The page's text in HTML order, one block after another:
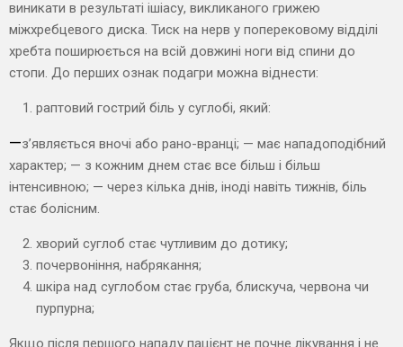
виникати в результаті ішіасу, викликаного грижею
міжхребцевого диска. Тиск на нерв у поперековому відділі
хребта поширюється на всій довжині ноги від спини до
стопи. До перших ознак подагри можна віднести:
раптовий гострий біль у суглобі, який:
—з’являється вночі або рано-вранці; — має нападоподібний
характер; — з кожним днем стає все більш і більш
інтенсивною; — через кілька днів, іноді навіть тижнів, біль
стає болісним.
хворий суглоб стає чутливим до дотику;
почервоніння, набрякання;
шкіра над суглобом стає груба, блискуча, червона чи
пурпурна;
Якщо після першого нападу пацієнт не почне лікування і не